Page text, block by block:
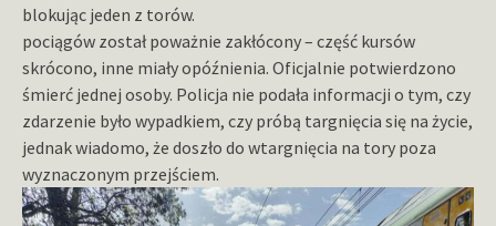
blokując jeden z torów.
pociągów został poważnie zakłócony – część kursów
skrócono, inne miały opóźnienia. Oficjalnie potwierdzono
śmierć jednej osoby. Policja nie podała informacji o tym, czy
zdarzenie było wypadkiem, czy próbą targnięcia się na życie,
jednak wiadomo, że doszło do wtargnięcia na tory poza
wyznaczonym przejściem.